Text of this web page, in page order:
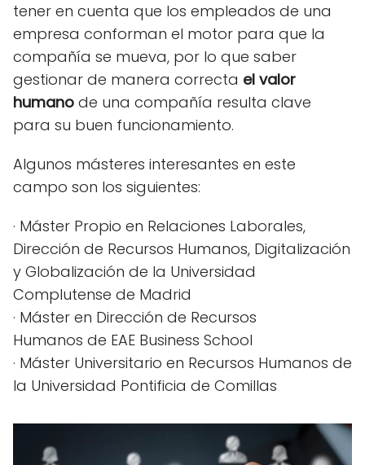
tener en cuenta que los empleados de una
empresa conforman el motor para que la
compañía se mueva, por lo que saber
gestionar de manera correcta el valor
humano de una compañía resulta clave
para su buen funcionamiento.
Algunos másteres interesantes en este
campo son los siguientes:
· Máster Propio en Relaciones Laborales,
Dirección de Recursos Humanos, Digitalización
y Globalización de la Universidad
Complutense de Madrid
· Máster en Dirección de Recursos
Humanos de EAE Business School
· Máster Universitario en Recursos Humanos de
la Universidad Pontificia de Comillas